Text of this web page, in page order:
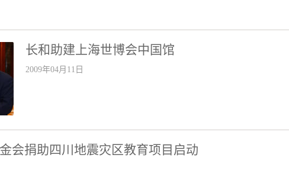
长和助建上海世博会中国馆
2009年04月11日
会捐助四川地震灾区教育项目启动